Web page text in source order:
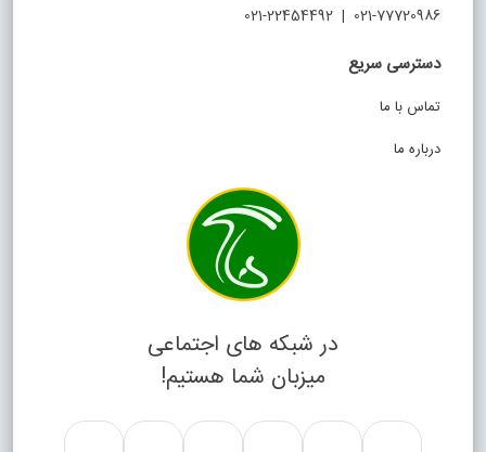
021-77720986 | 021-22454492
دسترسی سریع
تماس با ما
درباره ما
در شبکه های اجتماعی
میزبان شما هستیم!